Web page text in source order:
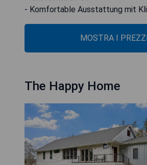
- Komfortable Ausstattung mit
MOSTRA I PREZZI
The Happy Home